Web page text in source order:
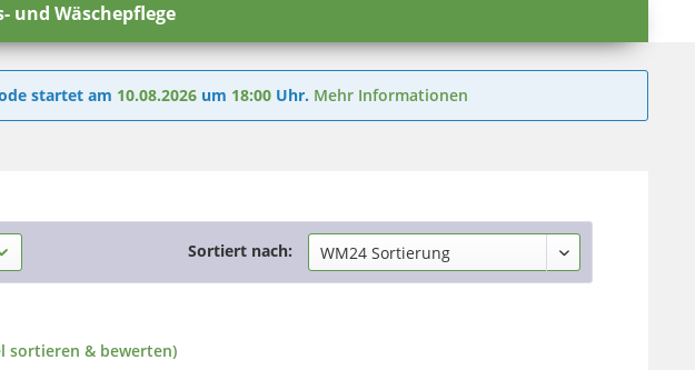
und Wäschepflege
startet am 10.08.2026 um 18:00 Uhr. Mehr Informationen
Sortiert nach:
sortieren & bewerten)